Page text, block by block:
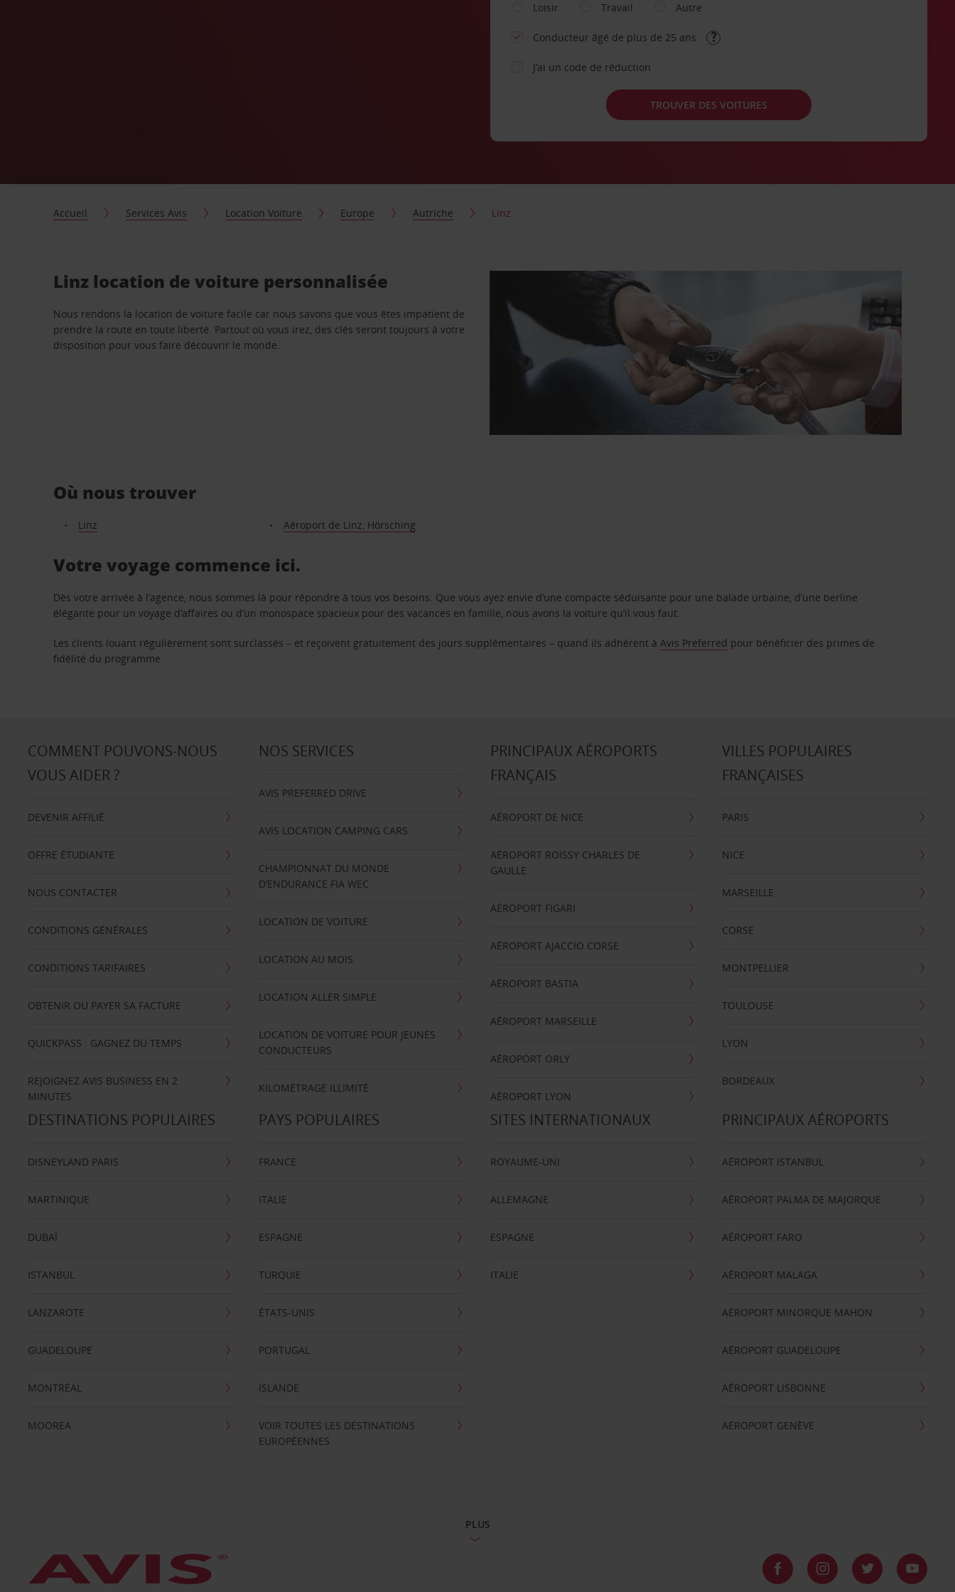
Loisir
Travail Autre
Conducteur âgé de plus de 25 ans
J’ai un code de réduction
TROUVER DES VOITURES
Accueil Services Avis Location Voiture Europe Autriche Linz
Linz location de voiture personnalisée
Nous rendons la location de voiture facile car nous savons que vous êtes impatient de
prendre la route en toute liberté. Partout où vous irez, des clés seront toujours à votre
disposition pour vous faire découvrir le monde.
Où nous trouver
Linz Aéroport de Linz, Hörsching
Votre voyage commence ici.
Dès votre arrivée à l’agence, nous sommes là pour répondre à tous vos besoins. Que vous ayez envie d’une compacte séduisante pour une balade urbaine, d’une berline
élégante pour un voyage d’affaires ou d’un monospace spacieux pour des vacances en famille, nous avons la voiture qu’il vous faut.
Les clients louant régulièrement sont surclassés – et reçoivent gratuitement des jours supplémentaires – quand ils adhèrent àAvis Preferred pour bénéficier des primes de
fidélité du programme.
COMMENT POUVONS-NOUS
VOUS AIDER ?
DEVENIR AFFILIÉ
OFFRE ÉTUDIANTE
NOUS CONTACTER
CONDITIONS GÉNÉRALES
CONDITIONS TARIFAIRES
OBTENIR OU PAYER SA FACTURE
QUICKPASS : GAGNEZ DU TEMPS
REJOIGNEZ AVIS BUSINESS EN 2
MINUTES
NOS SERVICES
AVIS PREFERRED DRIVE
AVIS LOCATION CAMPING CARS
CHAMPIONNAT DU MONDE
D’ENDURANCE FIA WEC
LOCATION DE VOITURE
LOCATION AU MOIS
LOCATION ALLER SIMPLE
LOCATION DE VOITURE POUR JEUNES
CONDUCTEURS
KILOMÉTRAGE ILLIMITÉ
PRINCIPAUX AÉROPORTS
FRANÇAIS
AÉROPORT DE NICE
AÉROPORT ROISSY CHARLES DE
GAULLE
AÉROPORT FIGARI
AÉROPORT AJACCIO CORSE
AÉROPORT BASTIA
AÉROPORT MARSEILLE
AÉROPORT ORLY
AÉROPORT LYON
VILLES POPULAIRES
FRANÇAISES
PARIS
NICE
MARSEILLE
CORSE
MONTPELLIER
TOULOUSE
LYON
BORDEAUX
DESTINATIONS POPULAIRES
DISNEYLAND PARIS
MARTINIQUE
DUBAÏ
ISTANBUL
LANZAROTE
GUADELOUPE
MONTRÉAL
MOOREA
PAYS POPULAIRES
FRANCE
ITALIE
ESPAGNE
TURQUIE
ÉTATS-UNIS
PORTUGAL
ISLANDE
VOIR TOUTES LES DESTINATIONS
EUROPÉENNES
SITES INTERNATIONAUX
ROYAUME-UNI
ALLEMAGNE
ESPAGNE
ITALIE
PRINCIPAUX AÉROPORTS
AÉROPORT ISTANBUL
AÉROPORT PALMA DE MAJORQUE
AÉROPORT FARO
AÉROPORT MALAGA
AÉROPORT MINORQUE MAHON
AÉROPORT GUADELOUPE
AÉROPORT LISBONNE
AÉROPORT GENÈVE
PLUS